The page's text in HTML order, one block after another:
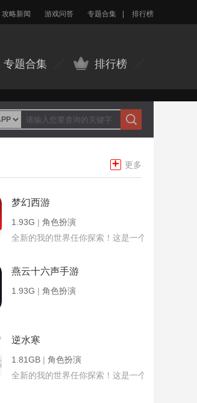
攻略新闻 游戏问答 专题合集 排行榜
专题合集 排行榜
+ 更多
梦幻西游
1.93G | 角色扮演
全新的我的世界任你探索！这是一个小提示字段。
燕云十六声手游
1.93G | 角色扮演
逆水寒
1.81GB | 角色扮演
全新的我的世界任你探索！这是一个小提示字段。